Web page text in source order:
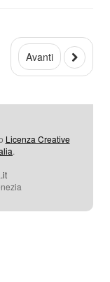
Avanti
Licenza Creative
.